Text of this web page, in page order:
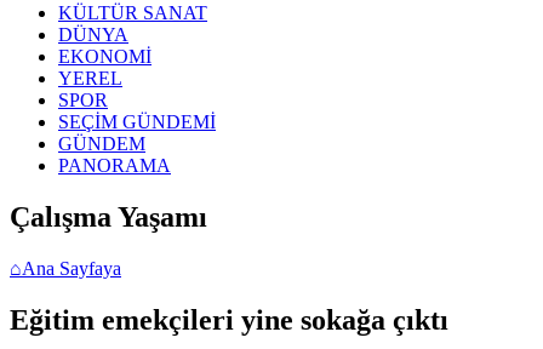
KÜLTÜR SANAT
DÜNYA
EKONOMİ
YEREL
SPOR
SEÇİM GÜNDEMİ
GÜNDEM
PANORAMA
Çalışma Yaşamı
⌂Ana Sayfaya
Eğitim emekçileri yine sokağa çıktı